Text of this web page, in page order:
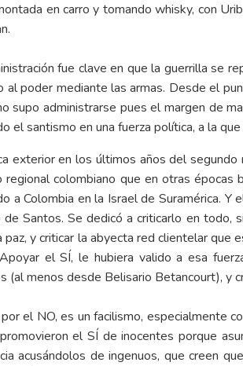
en carro y tomando whisky, con
fue clave en que la guerrilla se
al poder mediante las armas. Desde el
supo administrarse pues el margen de
el santismo en una fuerza política, a la
exterior en los últimos años del
regional colombiano que en otras
a Colombia en la Israel de Suramérica.
de Santos. Se dedicó a criticarlo en todo,
paz, y criticar la abyecta red clientelar que
el SÍ, le hubiera valido a esa
(al menos desde Belisario Betancourt), y
el NO, es un facilismo, especialmente
el SÍ de inocentes porque
acusándolos de ingenuos, que creen